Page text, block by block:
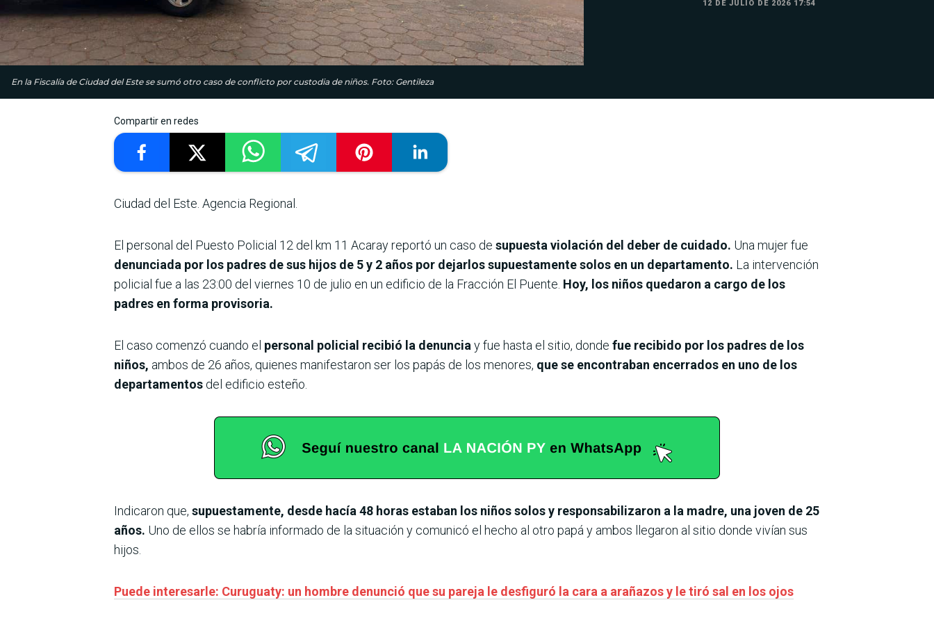
En la Fiscalía de Ciudad del Este se sumó otro caso de conflicto por custodia de niños. Foto: Gentileza
12 DE JULIO DE 2026 17:54
Compartir en redes
Ciudad del Este. Agencia Regional.
El personal del Puesto Policial 12 del km 11 Acaray reportó un caso de supuesta violación del deber de cuidado. Una mujer fue
denunciada por los padres de sus hijos de 5 y 2 años por dejarlos supuestamente solos en un departamento. La intervención
policial fue a las 23:00 del viernes 10 de julio en un edificio de la Fracción El Puente. Hoy, los niños quedaron a cargo de los
padres en forma provisoria.
El caso comenzó cuando el personal policial recibió la denuncia y fue hasta el sitio, donde fue recibido por los padres de los
niños, ambos de 26 años, quienes manifestaron ser los papás de los menores, que se encontraban encerrados en uno de los
departamentos del edificio esteño.
Indicaron que, supuestamente, desde hacía 48 horas estaban los niños solos y responsabilizaron a la madre, una joven de 25
años. Uno de ellos se habría informado de la situación y comunicó el hecho al otro papá y ambos llegaron al sitio donde vivían sus
hijos.
Puede interesarle: Curuguaty: un hombre denunció que su pareja le desfiguró la cara a arañazos y le tiró sal en los ojos